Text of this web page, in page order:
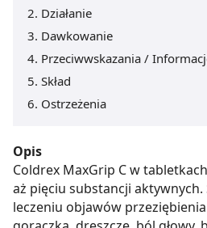
Działanie
Dawkowanie
Przeciwwskazania /
Skład
Ostrzeżenia
Opis
Coldrex MaxGrip C w
aż pięciu substancji
leczeniu objawów